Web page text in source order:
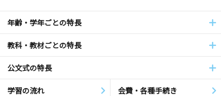
年齢・学年ごとの特長
教科・教材ごとの特長
公文式の特長
学習の流れ 会費・各種手続き